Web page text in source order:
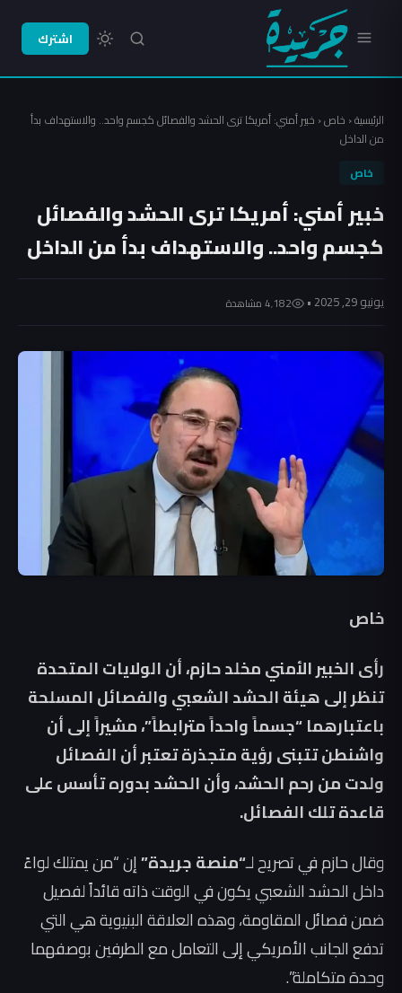
اشترك
الرئيسية‹ خاص‹ خبير أمني: أمريكا ترى الحشد والفصائل كجسم واحد.. والاستهداف بدأ
من الداخل
خاص
خبير أمني: أمريكا ترى الحشد والفصائل
كجسم واحد.. والاستهداف بدأ من الداخل
يونيو 29, 2025 • 4٬182 مشاهدة
خاص
رأى الخبير الأمني مخلد حازم، أن الولايات المتحدة
تنظر إلى هيئة الحشد الشعبي والفصائل المسلحة
باعتبارهما “جسماً واحداً مترابطاً”، مشيراً إلى أن
واشنطن تتبنى رؤية متجذرة تعتبر أن الفصائل
ولدت من رحم الحشد، وأن الحشد بدوره تأسس على
قاعدة تلك الفصائل.
وقال حازم في تصريح لـ“منصة جريدة”إن “من يمتلك لواءً
داخل الحشد الشعبي يكون في الوقت ذاته قائداً لفصيل
ضمن فصائل المقاومة، وهذه العلاقة البنيوية هي التي
تدفع الجانب الأمريكي إلى التعامل مع الطرفين بوصفهما
وحدة متكاملة”.